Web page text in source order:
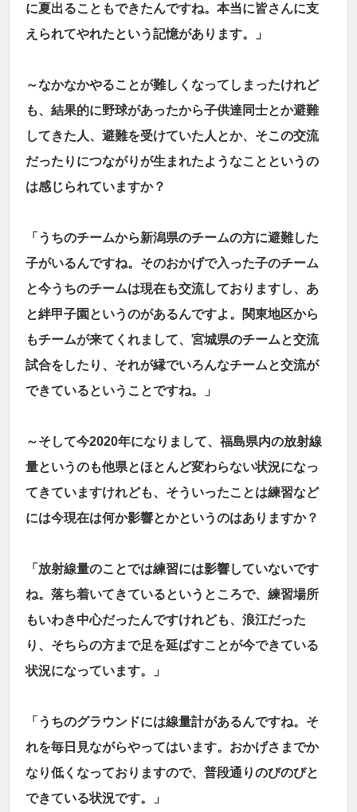
に夏出ることもできたんですね。本当に皆さんに支
えられてやれたという記憶があります。」
～なかなかやることが難しくなってしまったけれど
も、結果的に野球があったから子供達同士とか避難
してきた人、避難を受けていた人とか、そこの交流
だったりにつながりが生まれたようなことというの
は感じられていますか？
「うちのチームから新潟県のチームの方に避難した
子がいるんですね。そのおかげで入った子のチーム
と今うちのチームは現在も交流しておりますし、あ
と絆甲子園というのがあるんですよ。関東地区から
もチームが来てくれまして、宮城県のチームと交流
試合をしたり、それが縁でいろんなチームと交流が
できているということですね。」
～そして今2020年になりまして、福島県内の放射線
量というのも他県とほとんど変わらない状況になっ
てきていますけれども、そういったことは練習など
には今現在は何か影響とかというのはありますか？
「放射線量のことでは練習には影響していないです
ね。落ち着いてきているというところで、練習場所
もいわき中心だったんですけれども、浪江だった
り、そちらの方まで足を延ばすことが今できている
状況になっています。」
「うちのグラウンドには線量計があるんですね。そ
れを毎日見ながらやってはいます。おかげさまでか
なり低くなっておりますので、普段通りのびのびと
できている状況です。」